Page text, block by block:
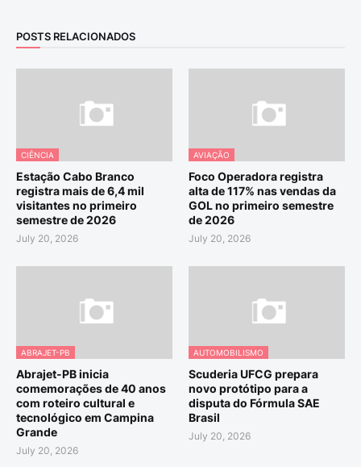
POSTS RELACIONADOS
CIÊNCIA
Estação Cabo Branco
registra mais de 6,4 mil
visitantes no primeiro
semestre de 2026
July 20, 2026
AVIAÇÃO
Foco Operadora registra
alta de 117% nas vendas da
GOL no primeiro semestre
de 2026
July 20, 2026
ABRAJET-PB
Abrajet-PB inicia
comemorações de 40 anos
com roteiro cultural e
tecnológico em Campina
Grande
July 20, 2026
AUTOMOBILISMO
Scuderia UFCG prepara
novo protótipo para a
disputa do Fórmula SAE
Brasil
July 20, 2026